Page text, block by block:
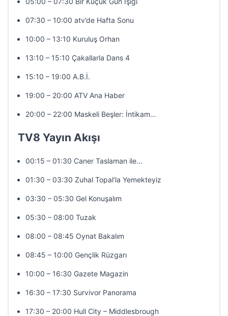
07:30 – 10:00 atv’de Hafta Sonu
10:00 – 13:10 Kuruluş Orhan
13:10 – 15:10 Çakallarla Dans 4
15:10 – 19:00 A.B.İ.
19:00 – 20:00 ATV Ana Haber
20:00 – 22:00 Maskeli Beşler: İntikam…
TV8 Yayın Akışı
00:15 – 01:30 Caner Taslaman ile…
01:30 – 03:30 Zuhal Topal’la Yemekteyiz
03:30 – 05:30 Gel Konuşalım
05:30 – 08:00 Tuzak
08:00 – 08:45 Oynat Bakalım
08:45 – 10:00 Gençlik Rüzgarı
10:00 – 16:30 Gazete Magazin
16:30 – 17:30 Survivor Panorama
17:30 – 20:00 Hull City – Middlesbrough